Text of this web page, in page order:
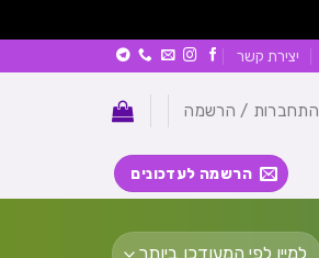
יצירת קשר
התחברות / הרשמה
הרשמה לעדכונים